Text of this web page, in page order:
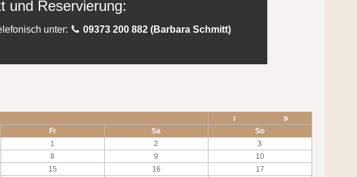
und Reservierung:
unter: 09373 200 882 (Barbara Schmitt)
› »
Fr Sa
So
1
2
3
8 9
10
15 16
17